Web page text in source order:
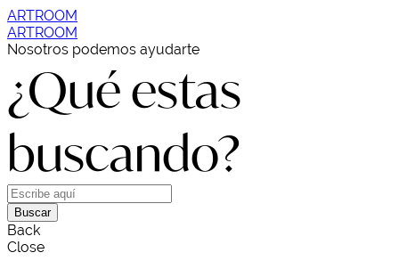
ARTROOM
ARTROOM
Nosotros podemos ayudarte
¿Qué estas
buscando?
Buscar
Back
Close